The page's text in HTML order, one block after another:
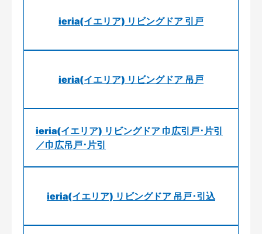
ieria(イエリア) リビングドア 引戸
ieria(イエリア) リビングドア 吊戸
ieria(イエリア) リビングドア 巾広引戸･片引
／巾広吊戸･片引
ieria(イエリア) リビングドア 吊戸･引込